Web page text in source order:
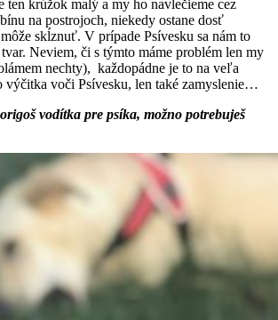
ten krúžok malý a my ho navlečieme cez
na postrojoch, niekedy ostane dosť
skĺznuť. V prípade Psívesku sa nám to
Neviem, či s týmto máme problém len my
nechty), každopádne je to na veľa
výčitka voči Psívesku, len také zamyslenie…
vodítka pre psíka, možno potrebuješ